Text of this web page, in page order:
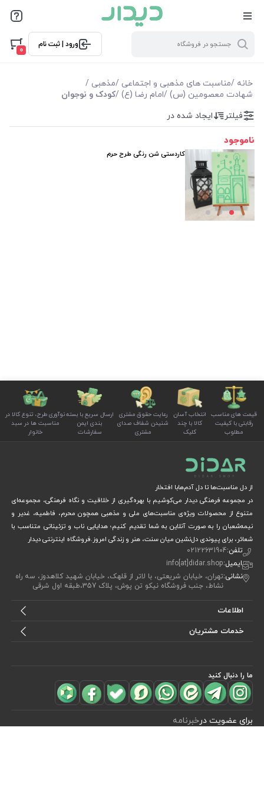
ورود | ثبت نام
0
خانه /مناسبت های مذهبی و اجتماعی /مذهبی /
شهادت معصومین (س) /امام رضا (ع) /کودک و نوجوان
فیلترها
موجودی
مشاهده محصولات(1)
فیلتر ایجاد شده در
ناموجود
کاردستی شن رنگی طرح حرم
قیمت های مناسب
رقابتی با کیفیت
مطلوب
انتخاب آسان
کالا با چند
کلیک
رعایت حقوق مشتری
شنیدن شفاف صدای
مشتری
ارسال سریع با بسته
بندی ایمن
سفارشات
نوآوری طرح، تنوع کالا در
مناسبت ها در سبد
خانوار
از دل مناسبت‌ها تا دل آدم‌هابا افتخار
در مجموعه فرهنگی دیدار می‌کوشیم با بهره‌گیری از خلاقیت و نگاه فرهنگی، مجموعه‌ای
متنوع از محصولات ویژه‌ی مناسبت‌های ملی و مذهبی همچون محرم، فاطمیه، غدیر و
نیمه‌شعبان را به صورت آنلاین به شما تقدیم کنیم؛ هدایایی ناب و تزئیناتی متناسب با
شعائر، برای پیوندی دل‌نشین میان سنت، هنر و زندگی امروز.فروشگاه اینترنتی دیدار
تلفن:02122631904
ایمیل:info[at]didar.shop
نشانی:تهران، خیابان شریعتی، با لاتر از قلهک، خیابان شهید کلاهدوز، سه راه
نشاط، جنب فروشگاه نیکو تن پوش، پلاک 357،طبقه اول شرقی
اطلاعات
خدمات مشتریان
ما را دنبال کنید
برای عضویت درخبرنامه